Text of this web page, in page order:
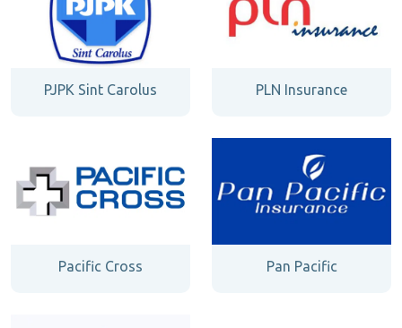
PJPK Sint Carolus PLN Insurance
Pacific Cross Pan Pacific